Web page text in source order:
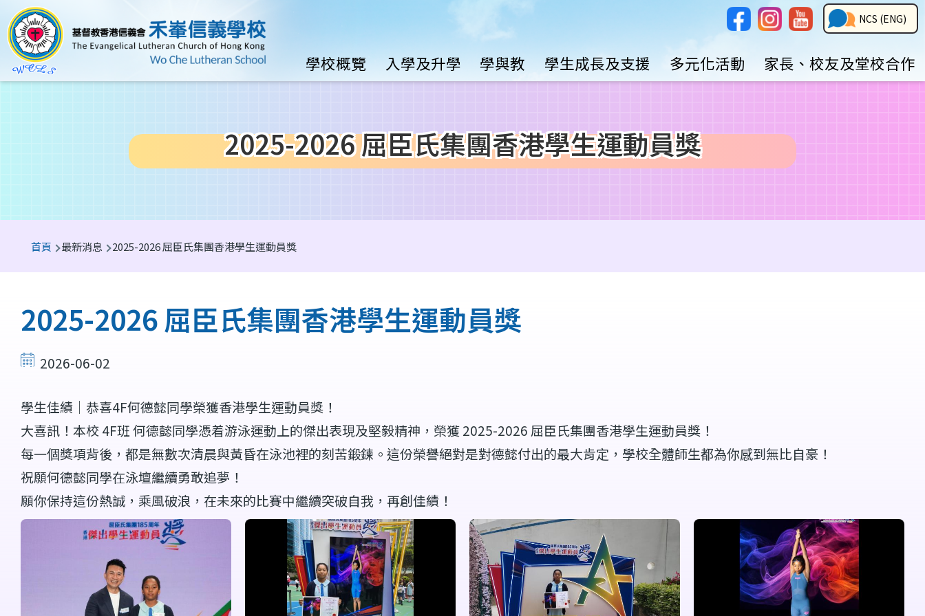
移至主內容
Social
Media
NCS
Button
NCS (ENG)
Main
navigation
學校概覽 入學及升學 學與教 學生成長及支援 多元化活動 家長、校友及堂校合作
2025-2026 屈臣氏集團香港學生運動員獎
導
航
結
首頁 最新消息 2025-2026 屈臣氏集團香港學生運動員獎
2025-2026 屈臣氏集團香港學生運動員獎
2026-06-02
學生佳績｜恭喜4F何德懿同學榮獲香港學生運動員獎！
大喜訊！本校 4F班 何德懿同學憑着游泳運動上的傑出表現及堅毅精神，榮獲 2025-2026 屈臣氏集團香港學生運動員獎！
每一個獎項背後，都是無數次清晨與黃昏在泳池裡的刻苦鍛鍊。這份榮譽絕對是對德懿付出的最大肯定，學校全體師生都為你感到無比自豪！
祝願何德懿同學在泳壇繼續勇敢追夢！
願你保持這份熱誠，乘風破浪，在未來的比賽中繼續突破自我，再創佳績！